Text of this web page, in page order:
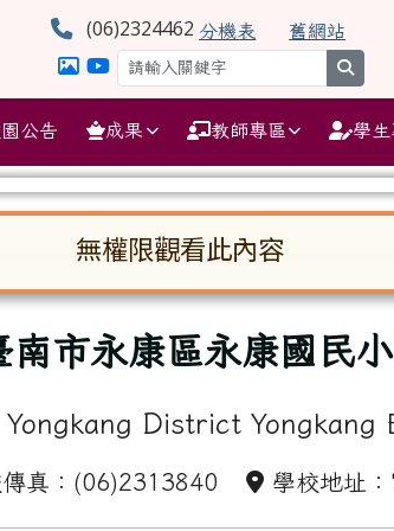
(06)2324462 分機表 舊網站
公告 成果 教師專區 學生
南市永康區永康國民
District Yongkang
真：(06)2313840 學校地址：
無權限觀看此內容
使用 Tab 鍵在選項間移動焦